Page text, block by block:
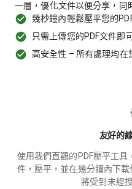
一層，優化文件以便分享，同
幾秒鐘內輕鬆壓平您的
只需上傳您的PDF文件即
高安全性 – 所有處理均在
友好的
使用我們直觀的PDF壓平工
件，壓平，並在幾分鐘內下
將受到未經